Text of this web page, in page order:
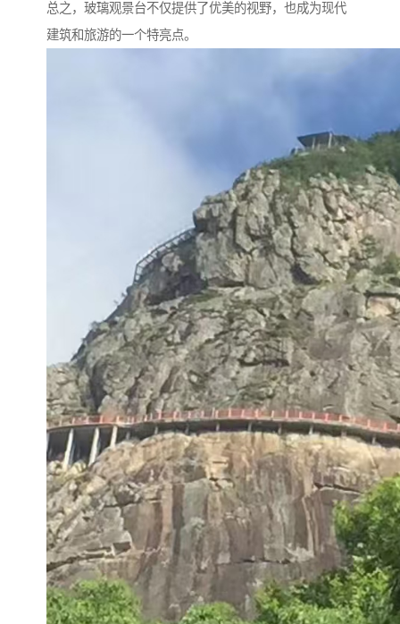
总之，玻璃观景台不仅提供了优美的视野，也成为现代
建筑和旅游的一个特亮点。